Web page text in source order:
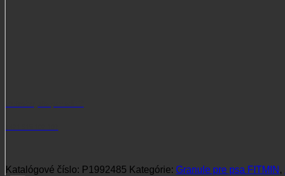
Katalógové číslo: P1992485 Kategórie: Granule pre psa FITMIN ,